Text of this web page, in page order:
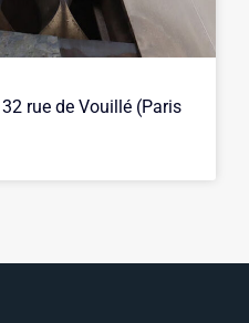
rue de Vouillé (Paris